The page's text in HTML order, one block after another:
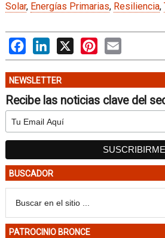
Solar, Energías Primarias, Resiliencia,
FacebookLinkedIn Pinterest
NEWSLETTER
Recibe las noticias clave del
BUSCADOR
PATROCINIO BRONCE